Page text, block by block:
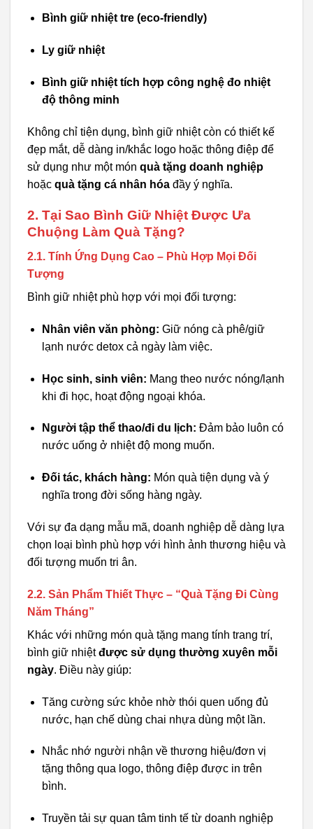
Bình giữ nhiệt tre (eco-friendly)
Ly giữ nhiệt
Bình giữ nhiệt tích hợp công nghệ đo nhiệt
độ thông minh
Không chỉ tiện dụng, bình giữ nhiệt còn có thiết kế
đẹp mắt, dễ dàng in/khắc logo hoặc thông điệp để
sử dụng như một món quà tặng doanh nghiệp
hoặc quà tặng cá nhân hóa đầy ý nghĩa.
2. Tại Sao Bình Giữ Nhiệt Được Ưa
Chuộng Làm Quà Tặng?
2.1. Tính Ứng Dụng Cao – Phù Hợp Mọi Đối
Tượng
Bình giữ nhiệt phù hợp với mọi đối tượng:
Nhân viên văn phòng: Giữ nóng cà phê/giữ
lạnh nước detox cả ngày làm việc.
Học sinh, sinh viên: Mang theo nước nóng/lạnh
khi đi học, hoạt động ngoại khóa.
Người tập thể thao/đi du lịch: Đảm bảo luôn có
nước uống ở nhiệt độ mong muốn.
Đối tác, khách hàng: Món quà tiện dụng và ý
nghĩa trong đời sống hàng ngày.
Với sự đa dạng mẫu mã, doanh nghiệp dễ dàng lựa
chọn loại bình phù hợp với hình ảnh thương hiệu và
đối tượng muốn tri ân.
2.2. Sản Phẩm Thiết Thực – “Quà Tặng Đi Cùng
Năm Tháng”
Khác với những món quà tặng mang tính trang trí,
bình giữ nhiệtđược sử dụng thường xuyên mỗi
ngày. Điều này giúp:
Tăng cường sức khỏe nhờ thói quen uống đủ
nước, hạn chế dùng chai nhựa dùng một lần.
Nhắc nhớ người nhận về thương hiệu/đơn vị
tặng thông qua logo, thông điệp được in trên
bình.
Truyền tải sự quan tâm tinh tế từ doanh nghiệp